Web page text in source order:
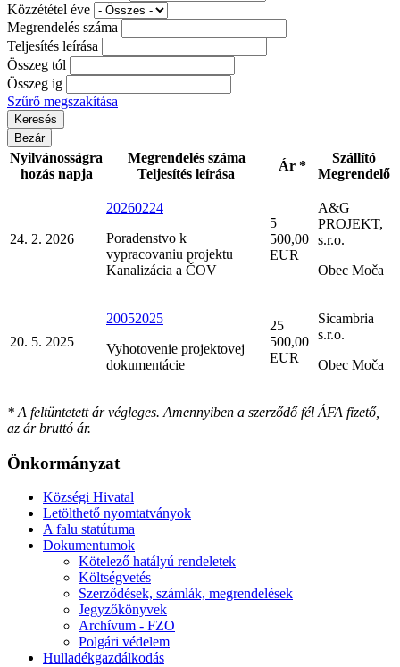
Közzététel éve
Megrendelés száma
Teljesítés leírása
Összeg tól
Összeg ig
Szűrő megszakítása
Bezár
Nyilvánosságra
hozás napja
Megrendelés száma
Teljesítés leírása
Ár *
Szállító
Megrendelő
24. 2. 2026
20260224
Poradenstvo k
vypracovaniu projektu
Kanalizácia a ČOV
5
500,00
EUR
A&G
PROJEKT,
s.r.o.
Obec Moča
20. 5. 2025
20052025
Vyhotovenie projektovej
dokumentácie
25
500,00
EUR
Sicambria
s.r.o.
Obec Moča
* A feltüntetett ár végleges. Amennyiben a szerződő fél ÁFA fizető,
az ár bruttó ár.
Önkormányzat
Községi Hivatal
Letölthető nyomtatványok
A falu statútuma
Dokumentumok
Kötelező hatályú rendeletek
Költségvetés
Szerződések, számlák, megrendelések
Jegyzőkönyvek
Archívum - FZO
Polgári védelem
Hulladékgazdálkodás